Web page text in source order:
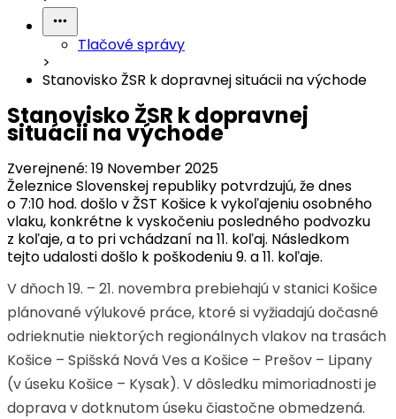
Tlačové správy
>
Stanovisko ŽSR k dopravnej situácii na východe
Stanovisko ŽSR k dopravnej
situácii na východe
Zverejnené: 19 November 2025
Železnice Slovenskej republiky potvrdzujú, že dnes
o 7:10 hod. došlo v ŽST Košice k vykoľajeniu osobného
vlaku, konkrétne k vyskočeniu posledného podvozku
z koľaje, a to pri vchádzaní na 11. koľaj. Následkom
tejto udalosti došlo k poškodeniu 9. a 11. koľaje.
V dňoch 19. – 21. novembra prebiehajú v stanici Košice
plánované výlukové práce, ktoré si vyžiadajú dočasné
odrieknutie niektorých regionálnych vlakov na trasách
Košice – Spišská Nová Ves a Košice – Prešov – Lipany
(v úseku Košice – Kysak). V dôsledku mimoriadnosti je
doprava v dotknutom úseku čiastočne obmedzená.